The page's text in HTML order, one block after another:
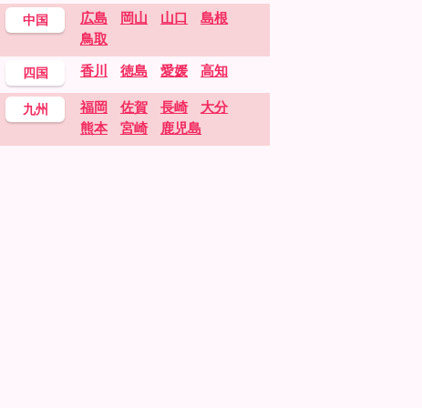
中国 広島 岡山 山口
島根
鳥取
四国 香川 徳島 愛媛 高知
九州 福岡 佐賀 長崎
大分
熊本
宮崎 鹿児島